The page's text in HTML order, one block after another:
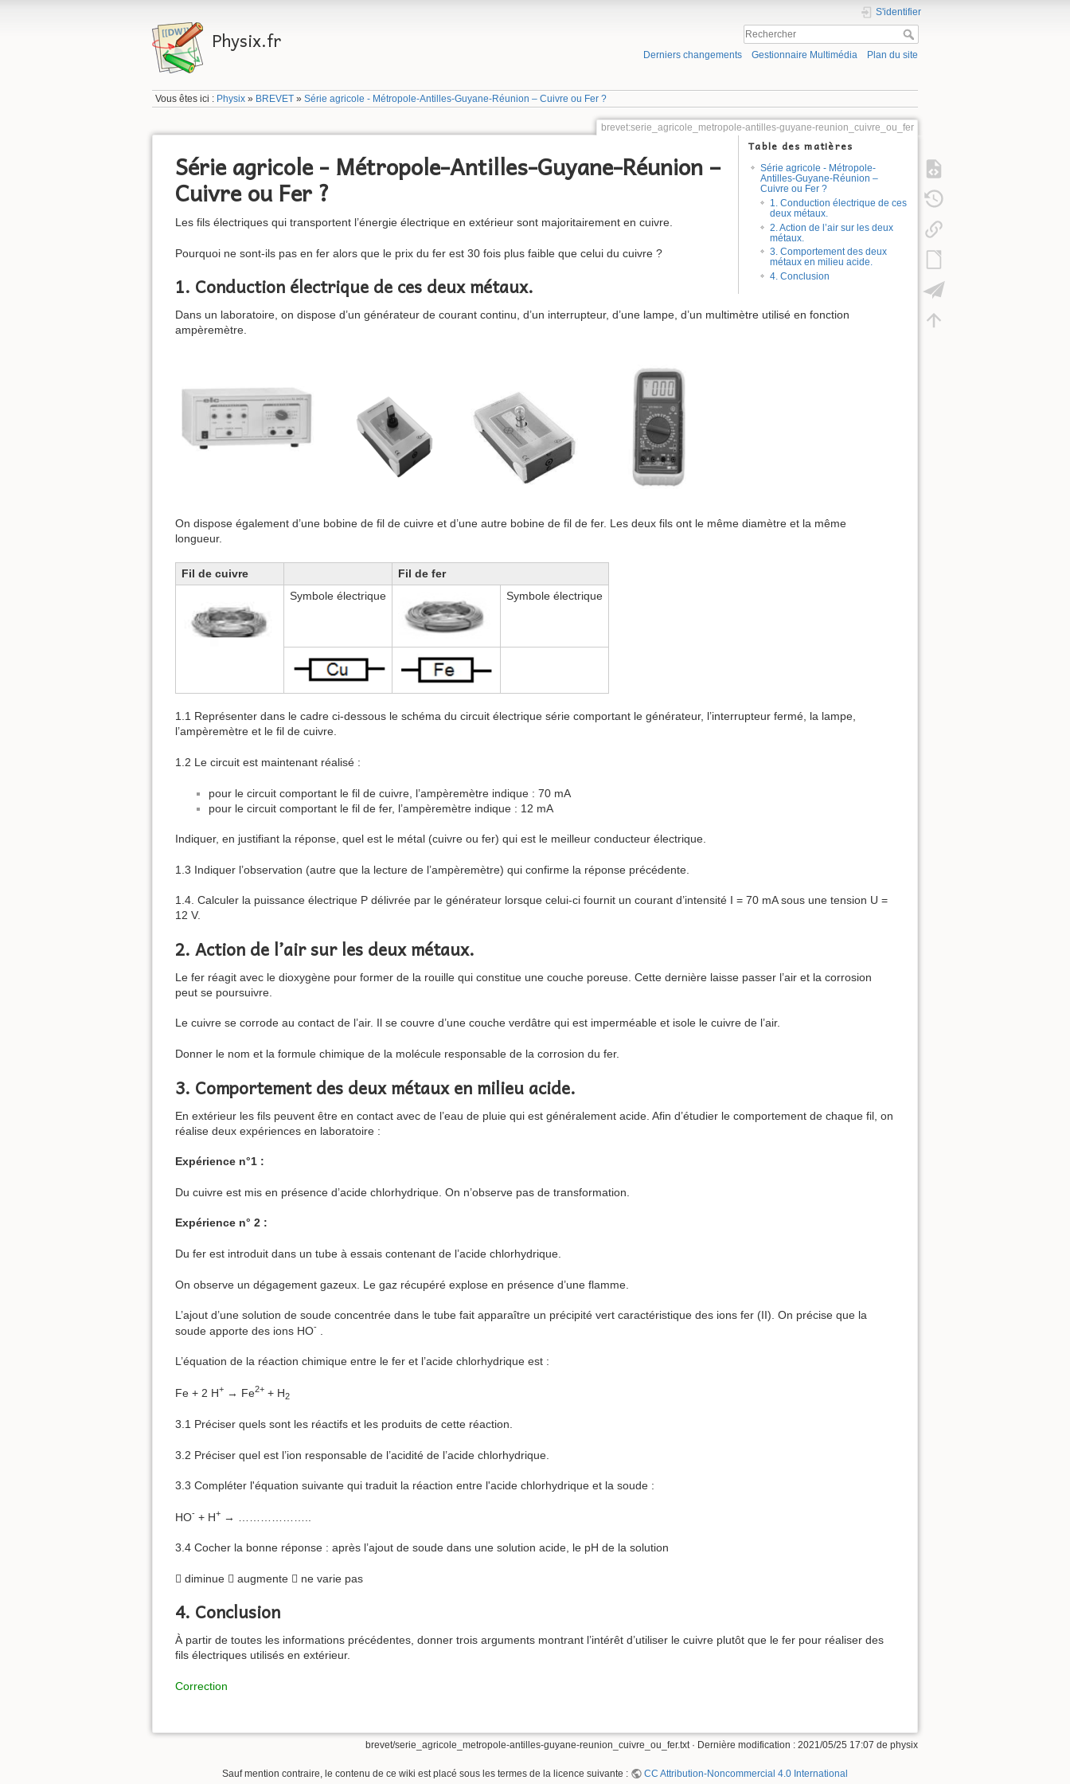
Physix.fr
S'identifier
Derniers changements Gestionnaire Multimédia Plan du site
Vous êtes ici : Physix » BREVET »Série agricole - Métropole-Antilles-Guyane-Réunion – Cuivre ou Fer ?
brevet:serie_agricole_metropole-antilles-guyane-reunion_cuivre_ou_fer
Table des matières
Série agricole - Métropole-
Antilles-Guyane-Réunion –
Cuivre ou Fer ?
1. Conduction électrique de ces
deux métaux.
2. Action de l’air sur les deux
métaux.
3. Comportement des deux
métaux en milieu acide.
4. Conclusion
Série agricole - Métropole-Antilles-Guyane-Réunion –
Cuivre ou Fer ?
Les fils électriques qui transportent l’énergie électrique en extérieur sont majoritairement en cuivre.
Pourquoi ne sont-ils pas en fer alors que le prix du fer est 30 fois plus faible que celui du cuivre ?
1. Conduction électrique de ces deux métaux.
Dans un laboratoire, on dispose d’un générateur de courant continu, d’un interrupteur, d’une lampe, d’un multimètre utilisé en fonction
ampèremètre.
On dispose également d’une bobine de fil de cuivre et d’une autre bobine de fil de fer. Les deux fils ont le même diamètre et la même
longueur.
Fil de cuivre
Fil de fer
Symbole électrique
Symbole électrique
1.1 Représenter dans le cadre ci-dessous le schéma du circuit électrique série comportant le générateur, l’interrupteur fermé, la lampe,
l’ampèremètre et le fil de cuivre.
1.2 Le circuit est maintenant réalisé :
pour le circuit comportant le fil de cuivre, l’ampèremètre indique : 70 mA
pour le circuit comportant le fil de fer, l’ampèremètre indique : 12 mA
Indiquer, en justifiant la réponse, quel est le métal (cuivre ou fer) qui est le meilleur conducteur électrique.
1.3 Indiquer l’observation (autre que la lecture de l’ampèremètre) qui confirme la réponse précédente.
1.4. Calculer la puissance électrique P délivrée par le générateur lorsque celui-ci fournit un courant d’intensité I = 70 mA sous une tension U =
12 V.
2. Action de l’air sur les deux métaux.
Le fer réagit avec le dioxygène pour former de la rouille qui constitue une couche poreuse. Cette dernière laisse passer l’air et la corrosion
peut se poursuivre.
Le cuivre se corrode au contact de l’air. Il se couvre d’une couche verdâtre qui est imperméable et isole le cuivre de l’air.
Donner le nom et la formule chimique de la molécule responsable de la corrosion du fer.
3. Comportement des deux métaux en milieu acide.
En extérieur les fils peuvent être en contact avec de l’eau de pluie qui est généralement acide. Afin d’étudier le comportement de chaque fil, on
réalise deux expériences en laboratoire :
Expérience n°1 :
Du cuivre est mis en présence d’acide chlorhydrique. On n’observe pas de transformation.
Expérience n° 2 :
Du fer est introduit dans un tube à essais contenant de l’acide chlorhydrique.
On observe un dégagement gazeux. Le gaz récupéré explose en présence d’une flamme.
L’ajout d’une solution de soude concentrée dans le tube fait apparaître un précipité vert caractéristique des ions fer (II). On précise que la
soude apporte des ions HO-
L’équation de la réaction chimique entre le fer et l’acide chlorhydrique est :
Fe + 2 H+ → Fe2+ + H2
3.1 Préciser quels sont les réactifs et les produits de cette réaction.
3.2 Préciser quel est l’ion responsable de l’acidité de l’acide chlorhydrique.
3.3 Compléter l'équation suivante qui traduit la réaction entre l'acide chlorhydrique et la soude :
HO- + H+ → ………………..
3.4 Cocher la bonne réponse : après l’ajout de soude dans une solution acide, le pH de la solution
 diminue  augmente  ne varie pas
4. Conclusion
À partir de toutes les informations précédentes, donner trois arguments montrant l’intérêt d’utiliser le cuivre plutôt que le fer pour réaliser des
fils électriques utilisés en extérieur.
Correction
brevet/serie_agricole_metropole-antilles-guyane-reunion_cuivre_ou_fer.txt · Dernière modification : 2021/05/25 17:07 de physix
Sauf mention contraire, le contenu de ce wiki est placé sous les termes de la licence suivante : CC Attribution-Noncommercial 4.0 International